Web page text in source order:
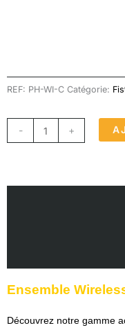
REF: PH-WI-C Catégorie:
-
de
+
Ensemble
Découvrez notre gamme